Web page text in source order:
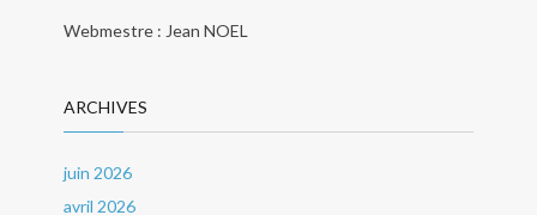
Webmestre : Jean NOEL
ARCHIVES
juin 2026
avril 2026